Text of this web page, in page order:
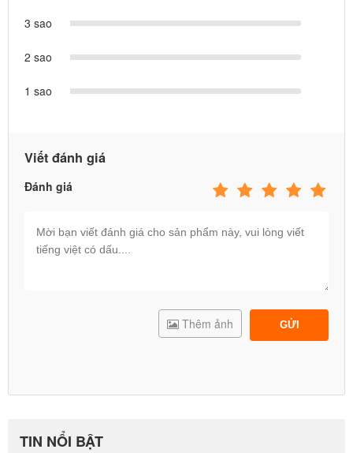
3 sao
2 sao
1 sao
Viết đánh giá
Đánh giá
GỬI
Thêm ảnh
TIN NỔI BẬT